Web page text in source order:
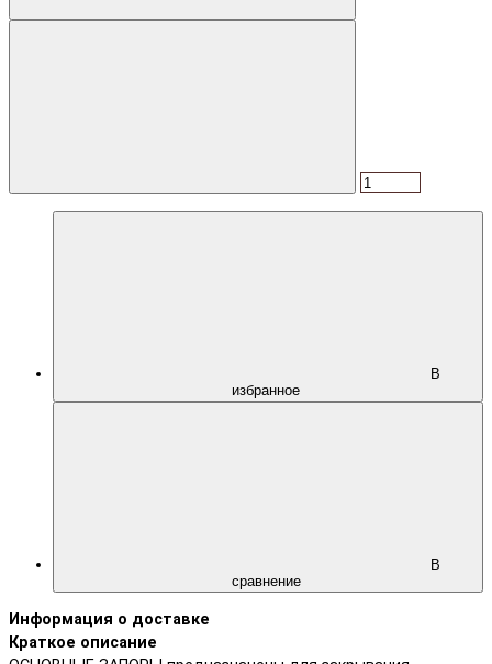
В
избранное
В
сравнение
Информация о доставке
Краткое описание